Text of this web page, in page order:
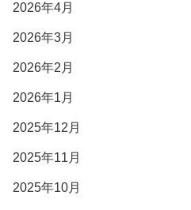
2026年4月
2026年3月
2026年2月
2026年1月
2025年12月
2025年11月
2025年10月